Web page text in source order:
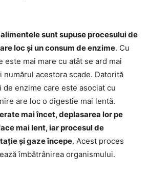
sunt supuse procesului de
loc și un consum de enzime. Cu
este mai mare cu atât se ard mai
numărul acestora scade. Datorită
enzime care este asociat cu
are loc o digestie mai lentă.
mai încet, deplasarea lor pe
mai lent, iar procesul de
și gaze începe. Acest proces
îmbătrânirea organismului.